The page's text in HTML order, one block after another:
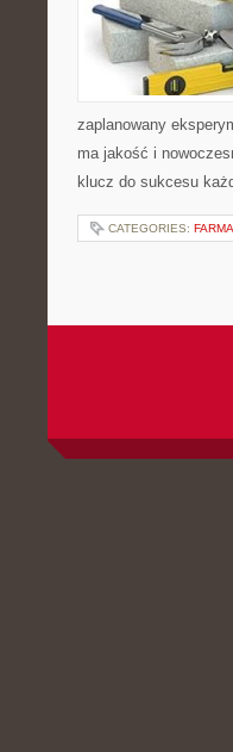
zaplanowany
ma jakość i
klucz do sukcesu
CATEGORIES: